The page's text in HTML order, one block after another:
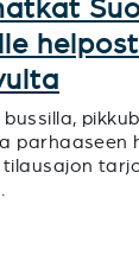
parhaaseen